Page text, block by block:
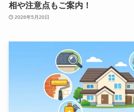
相や注意点もご案内！
2026年5月20日